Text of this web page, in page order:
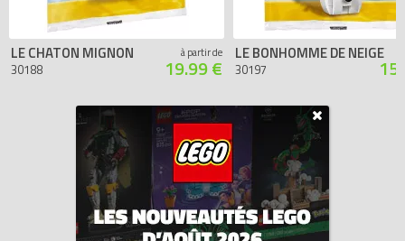
LE CHATON MIGNON
30188
à partir de
19.99 €
LE BONHOMME DE NEIGE
30197